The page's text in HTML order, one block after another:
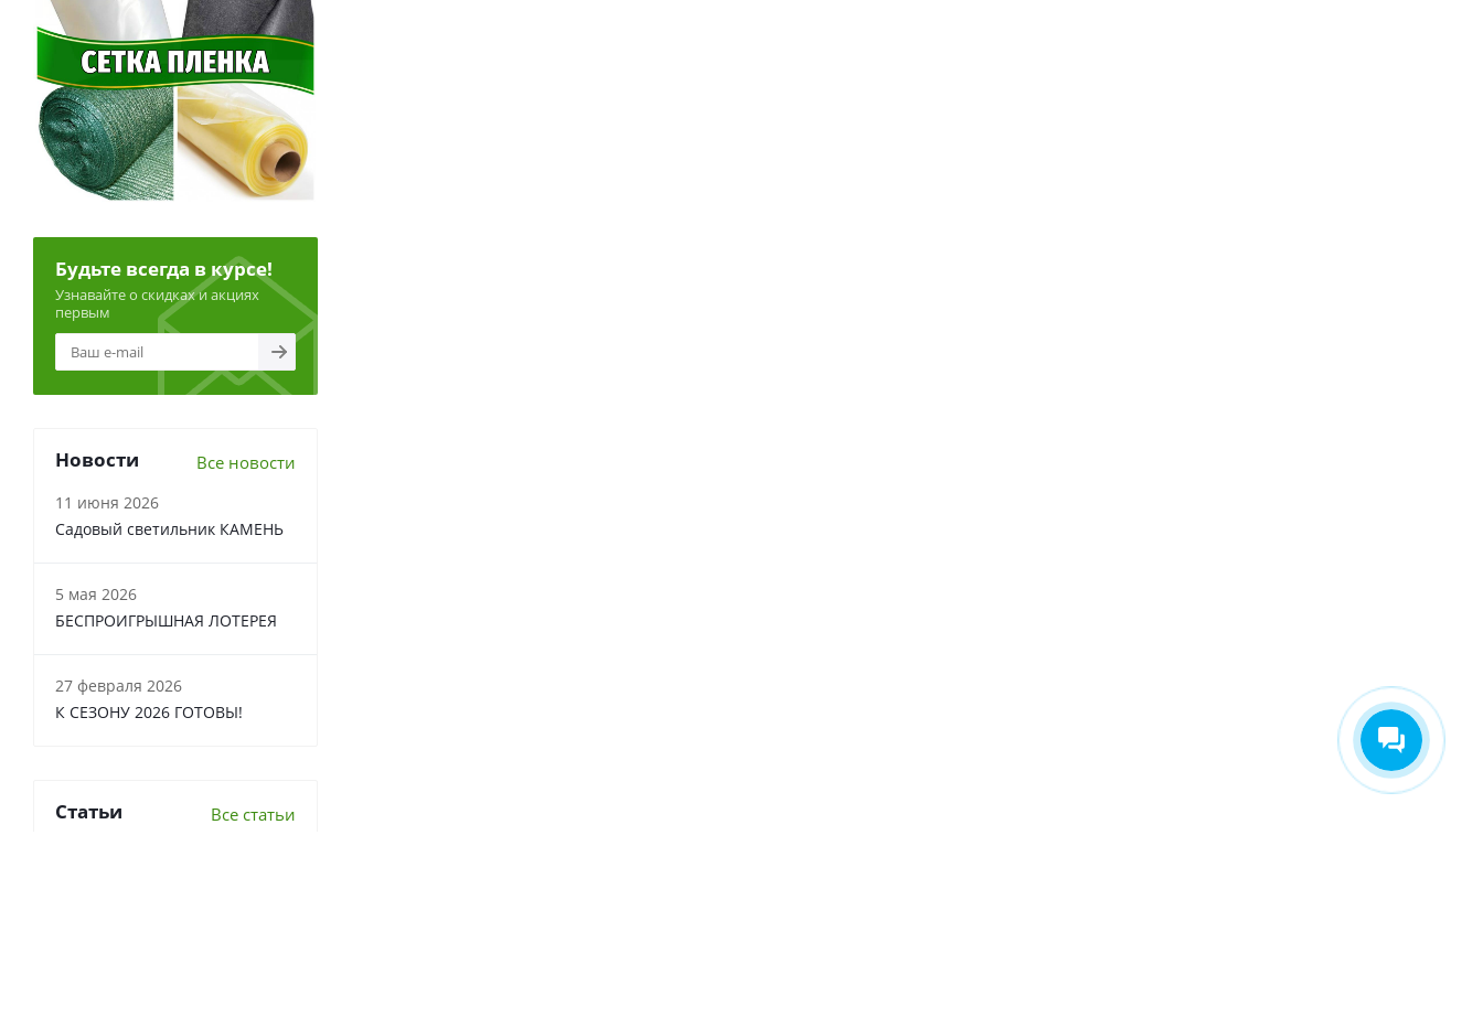
Будьте всегда в курсе!
Узнавайте о скидках и акциях
первым
Новости Все новости
11 июня 2026
Садовый светильник КАМЕНЬ
5 мая 2026
БЕСПРОИГРЫШНАЯ ЛОТЕРЕЯ
27 февраля 2026
К СЕЗОНУ 2026 ГОТОВЫ!
Статьи Все статьи